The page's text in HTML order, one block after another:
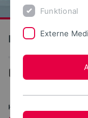
Informatik und
Informatik
HIER STUDIEREN.
Funktional
Externe